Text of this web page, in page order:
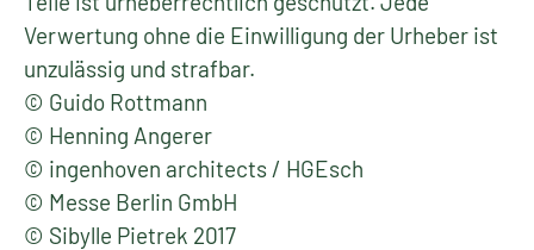
Verwertung ohne die ­Einwilligung der Urheber ist
unzulässig und strafbar.
© Guido Rottmann
© Henning Angerer
© ingenhoven architects / HGEsch
© Messe Berlin GmbH
© Sibylle Pietrek 2017